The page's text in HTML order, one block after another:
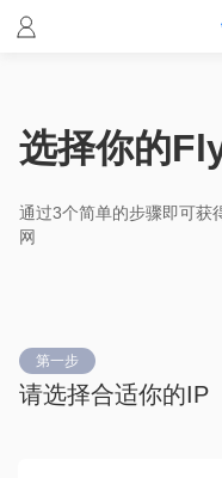
选择你的
通过3个简单的步骤即可获
网
第一步
请选择合适你的IP